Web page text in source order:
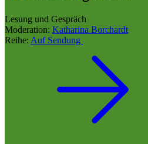
Lesung und Gespräch
Moderation: Katharina Borchardt
Reihe: Auf Sendung